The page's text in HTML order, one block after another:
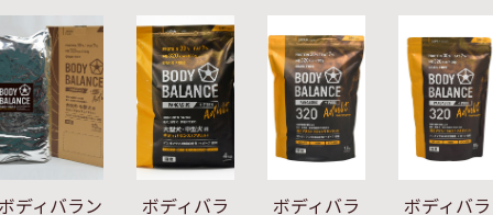
ディバラン
ボディバラ
ボディバラ
ボディバラ